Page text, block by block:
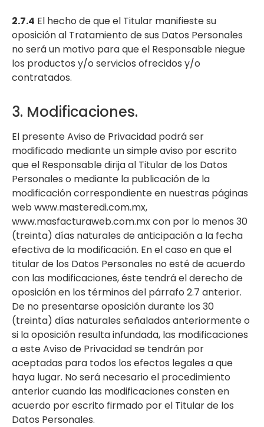
2.7.4 El hecho de que el Titular manifieste su
oposición al Tratamiento de sus Datos Personales
no será un motivo para que el Responsable niegue
los productos y/o servicios ofrecidos y/o
contratados.
3. Modificaciones.
El presente Aviso de Privacidad podrá ser
modificado mediante un simple aviso por escrito
que el Responsable dirija al Titular de los Datos
Personales o mediante la publicación de la
modificación correspondiente en nuestras páginas
web www.masteredi.com.mx,
www.masfacturaweb.com.mx con por lo menos 30
(treinta) días naturales de anticipación a la fecha
efectiva de la modificación. En el caso en que el
titular de los Datos Personales no esté de acuerdo
con las modificaciones, éste tendrá el derecho de
oposición en los términos del párrafo 2.7 anterior.
De no presentarse oposición durante los 30
(treinta) días naturales señalados anteriormente o
si la oposición resulta infundada, las modificaciones
a este Aviso de Privacidad se tendrán por
aceptadas para todos los efectos legales a que
haya lugar. No será necesario el procedimiento
anterior cuando las modificaciones consten en
acuerdo por escrito firmado por el Titular de los
Datos Personales.